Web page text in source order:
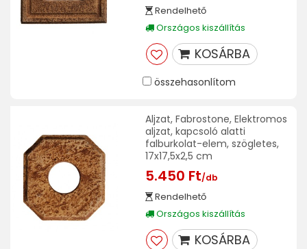
Rendelhető
Országos kiszállítás
KOSÁRBA
összehasonlítom
Aljzat, Fabrostone, Elektromos
aljzat, kapcsoló alatti
falburkolat-elem, szögletes,
17x17,5x2,5 cm
5.450 Ft/db
Rendelhető
Országos kiszállítás
KOSÁRBA